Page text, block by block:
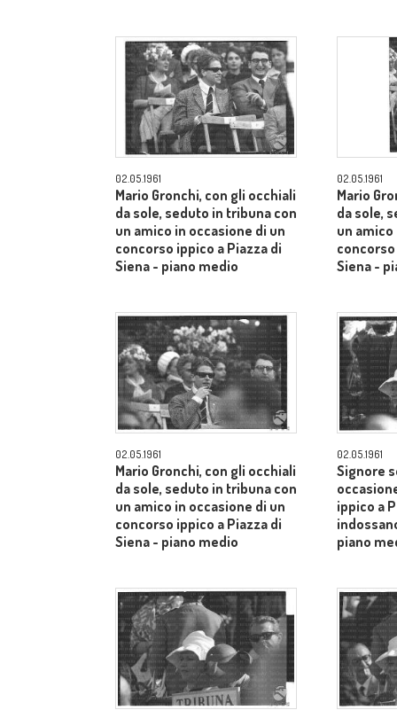
02.05.1961
Mario Gronchi, con gli occhiali
da sole, seduto in tribuna con
un amico in occasione di un
concorso ippico a Piazza di
Siena - piano medio
02.05.1961
Mario
da sole,
un
Siena -
02.05.1961
Mario Gronchi, con gli occhiali
da sole, seduto in tribuna con
un amico in occasione di un
concorso ippico a Piazza di
Siena - piano medio
02.05.1961
Signore
ippico a
piano